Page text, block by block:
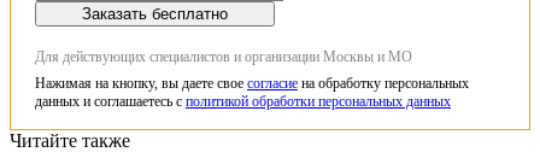
Заказать бесплатно
Для действующих специалистов и организации Москвы и МО
Нажимая на кнопку, вы даете свое согласие на обработку персональных
данных и соглашаетесь с политикой обработки персональных данных
Читайте также